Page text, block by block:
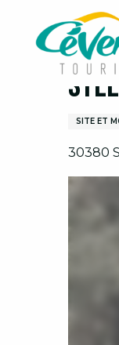
contenu
Accueil
SITE ET
30380